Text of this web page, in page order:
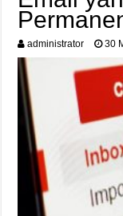
administrator 30